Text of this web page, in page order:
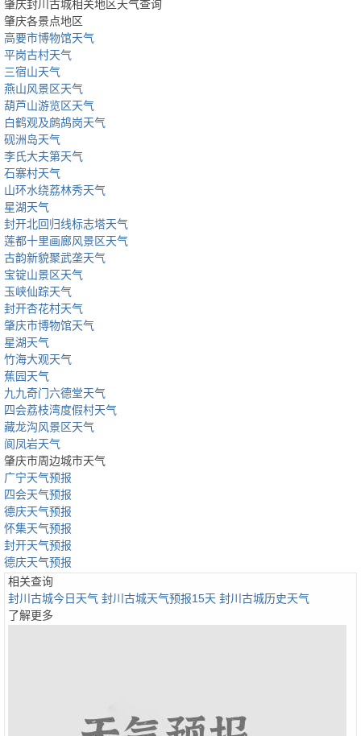
肇庆封川古城相关地区天气查询
肇庆各景点地区
高要市博物馆天气
平岗古村天气
三宿山天气
燕山风景区天气
葫芦山游览区天气
白鹤观及鹧鸪岗天气
砚洲岛天气
李氏大夫第天气
石寨村天气
山环水绕荔林秀天气
星湖天气
封开北回归线标志塔天气
莲都十里画廊风景区天气
古韵新貌聚武垄天气
宝锭山景区天气
玉峡仙踪天气
封开杏花村天气
肇庆市博物馆天气
星湖天气
竹海大观天气
蕉园天气
九九奇门六德堂天气
四会荔枝湾度假村天气
藏龙沟风景区天气
阆凤岩天气
肇庆市周边城市天气
广宁天气预报
四会天气预报
德庆天气预报
怀集天气预报
封开天气预报
德庆天气预报
相关查询
封川古城今日天气 封川古城天气预报15天 封川古城历史天气
了解更多